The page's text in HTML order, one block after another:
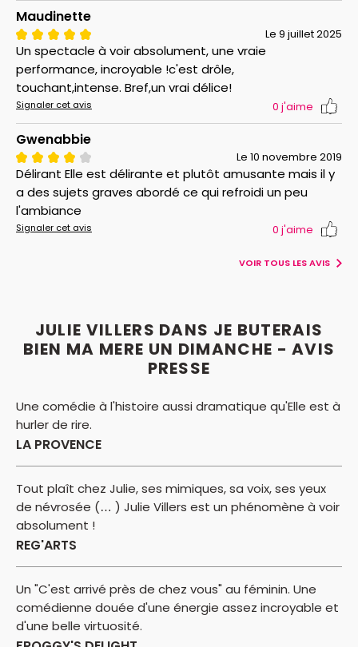
Maudinette
Le 9 juillet 2025
Un spectacle à voir absolument, une vraie
performance, incroyable !c'est drôle,
touchant,intense. Bref,un vrai délice!
Signaler cet avis 0 j'aime
Gwenabbie
Le 10 novembre 2019
Délirant Elle est délirante et plutôt amusante mais il y
a des sujets graves abordé ce qui refroidi un peu
l'ambiance
Signaler cet avis 0 j'aime
VOIR TOUS LES AVIS
JULIE VILLERS DANS JE BUTERAIS
BIEN MA MERE UN DIMANCHE - AVIS
PRESSE
Une comédie à l'histoire aussi dramatique qu'Elle est à
hurler de rire.
LA PROVENCE
Tout plaît chez Julie, ses mimiques, sa voix, ses yeux
de névrosée (… ) Julie Villers est un phénomène à voir
absolument !
REG'ARTS
Un "C'est arrivé près de chez vous" au féminin. Une
comédienne douée d'une énergie assez incroyable et
d'une belle virtuosité.